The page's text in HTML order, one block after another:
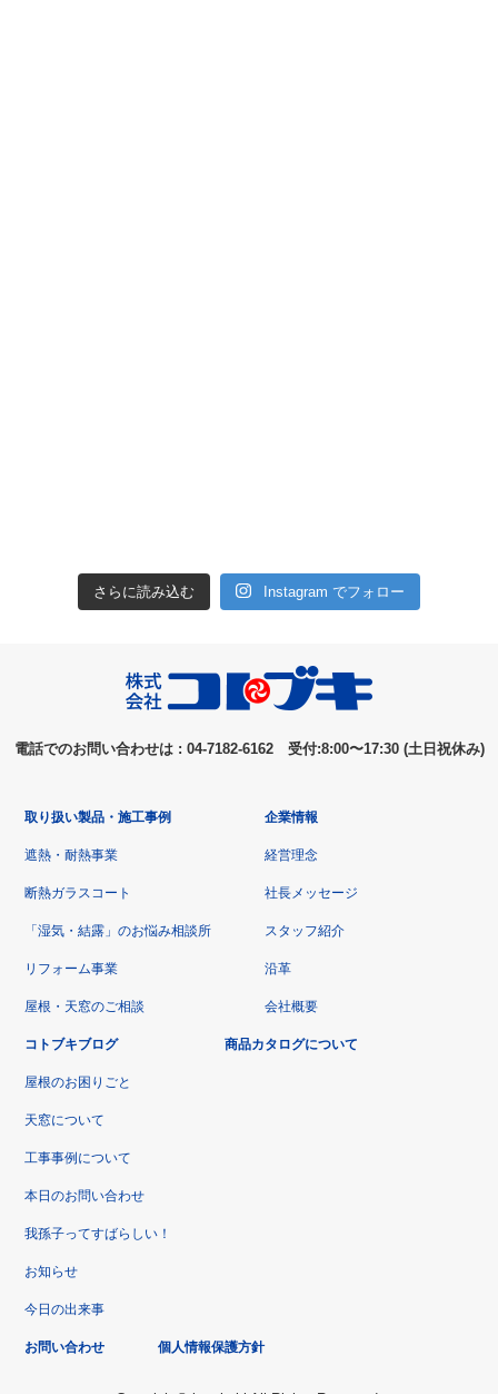
さらに読み込む Instagram でフォロー
電話でのお問い合わせは : 04-7182-6162 受付:8:00〜17:30 (土日祝休み)
取り扱い製品・施工事例
遮熱・耐熱事業
断熱ガラスコート
「湿気・結露」のお悩み相談所
リフォーム事業
屋根・天窓のご相談
企業情報
経営理念
社長メッセージ
スタッフ紹介
沿革
会社概要
コトブキブログ
屋根のお困りごと
天窓について
工事事例について
本日のお問い合わせ
我孫子ってすばらしい！
お知らせ
今日の出来事
商品カタログについて
お問い合わせ 個人情報保護方針